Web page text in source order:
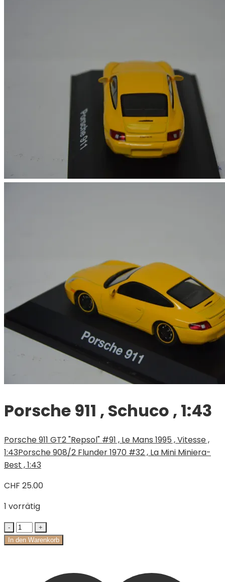
Porsche 911 , Schuco , 1:43
Porsche 911 GT2 "Repsol" #91 , Le Mans 1995 , Vitesse ,
1:43Porsche 908/2 Flunder 1970 #32 , La Mini Miniera-
Best , 1:43
CHF 25.00
1 vorrätig
In den Warenkorb